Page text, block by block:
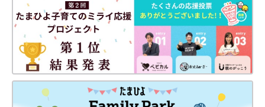
静岡の田舎町在住。
高校1年生の長女、中学1年生の長男、10年ぶりに妊娠・出産し
た末っ子の次女はもう2歳！
妊娠・育児の記録を（ インスタグラム）にて公開中。
Twitter／@maoppachi
webサイト／maoppachi